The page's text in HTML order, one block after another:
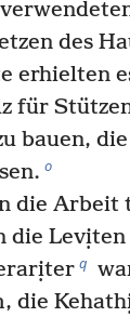
des
erhielten
für
bauen,
o
die Arbeit
die
q
die